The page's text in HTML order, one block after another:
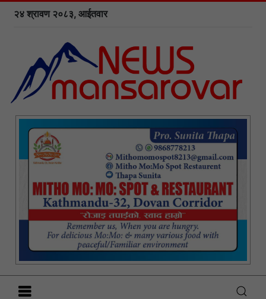
२४ श्रावण २०८३, आईतवार